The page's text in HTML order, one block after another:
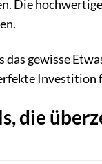
Die
das gewisse
die